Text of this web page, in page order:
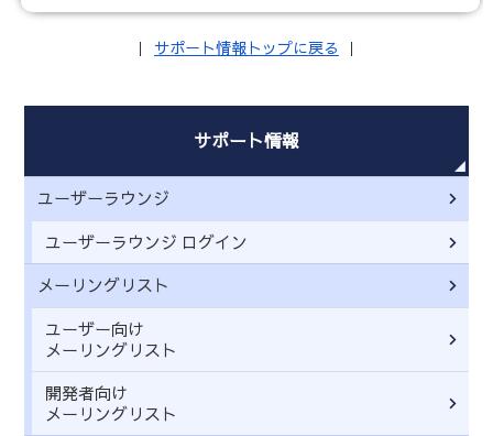
｜ サポート情報トップに戻る ｜
サポート情報
ユーザーラウンジ
ユーザーラウンジ ログイン
メーリングリスト
ユーザー向け
メーリングリスト
開発者向け
メーリングリスト